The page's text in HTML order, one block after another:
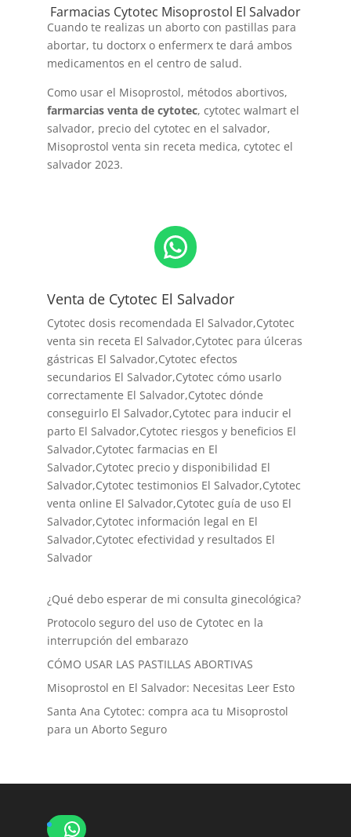
Farmacias Cytotec Misoprostol El Salvador
Cuando te realizas un aborto con pastillas para
abortar, tu doctorx o enfermerx te dará ambos
medicamentos en el centro de salud.
Como usar el Misoprostol, métodos abortivos,
farmarcias venta de cytotec, cytotec walmart el
salvador, precio del cytotec en el salvador,
Misoprostol venta sin receta medica, cytotec el
salvador 2023.
WhatsApp
Venta de Cytotec El Salvador
Cytotec dosis recomendada El Salvador,Cytotec
venta sin receta El Salvador,Cytotec para úlceras
gástricas El Salvador,Cytotec efectos
secundarios El Salvador,Cytotec cómo usarlo
correctamente El Salvador,Cytotec dónde
conseguirlo El Salvador,Cytotec para inducir el
parto El Salvador,Cytotec riesgos y beneficios El
Salvador,Cytotec farmacias en El
Salvador,Cytotec precio y disponibilidad El
Salvador,Cytotec testimonios El Salvador,Cytotec
venta online El Salvador,Cytotec guía de uso El
Salvador,Cytotec información legal en El
Salvador,Cytotec efectividad y resultados El
Salvador
¿Qué debo esperar de mi consulta ginecológica?
Protocolo seguro del uso de Cytotec en la
interrupción del embarazo
CÓMO USAR LAS PASTILLAS ABORTIVAS
Misoprostol en El Salvador: Necesitas Leer Esto
Santa Ana Cytotec: compra aca tu Misoprostol
para un Aborto Seguro
WhatsApp